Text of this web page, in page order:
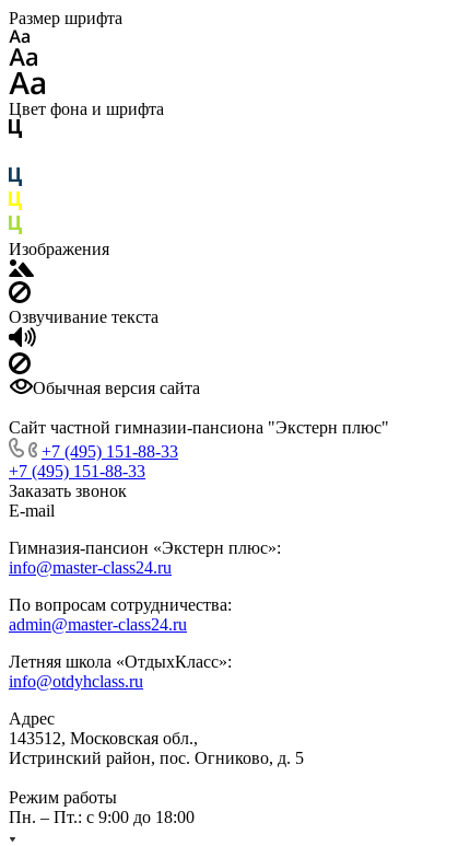
Размер шрифта
Цвет фона и шрифта
Изображения
Озвучивание текста
Обычная версия сайта
Сайт частной гимназии-пансиона "Экстерн плюс"
+7 (495) 151-88-33
+7 (495) 151-88-33
Заказать звонок
E-mail
Гимназия-пансион «Экстерн плюс»:
info@master-class24.ru
По вопросам сотрудничества:
admin@master-class24.ru
Летняя школа «ОтдыхКласс»:
info@otdyhclass.ru
Адрес
143512, Московская обл.,
Истринский район, пос. Огниково, д. 5
Режим работы
Пн. – Пт.: с 9:00 до 18:00